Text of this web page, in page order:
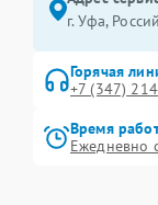
г. Уфа,
Горячая
+7 (347)
Время
Ежедневно